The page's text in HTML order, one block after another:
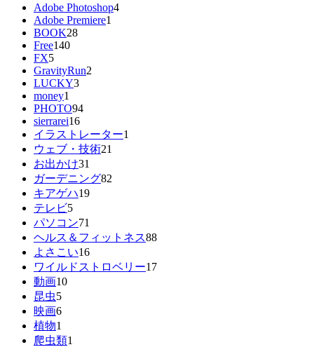
Adobe Photoshop4
Adobe Premiere1
BOOK28
Free140
FX5
GravityRun2
LUCKY3
money1
PHOTO94
sierrarei16
イラストレーター1
ウェブ・技術21
お出かけ31
ガーデニング82
キアゲハ19
テレビ5
パソコン71
ヘルス＆フィットネス88
よさこい16
ワイルドストロベリー17
動画10
昆虫5
映画6
植物1
爬虫類1